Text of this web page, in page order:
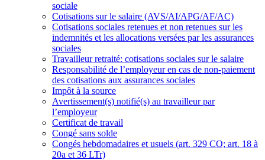
sociale
Cotisations sur le salaire (AVS/AI/APG/AF/AC)
Cotisations sociales retenues et non retenues sur les
indemnités et les allocations versées par les assurances
sociales
Travailleur retraité: cotisations sociales sur le salaire
Responsabilité de l’employeur en cas de non-paiement
des cotisations aux assurances sociales
Impôt à la source
Avertissement(s) notifié(s) au travailleur par
l’employeur
Certificat de travail
Congé sans solde
Congés hebdomadaires et usuels (art. 329 CO; art. 18 à
20a et 36 LTr)